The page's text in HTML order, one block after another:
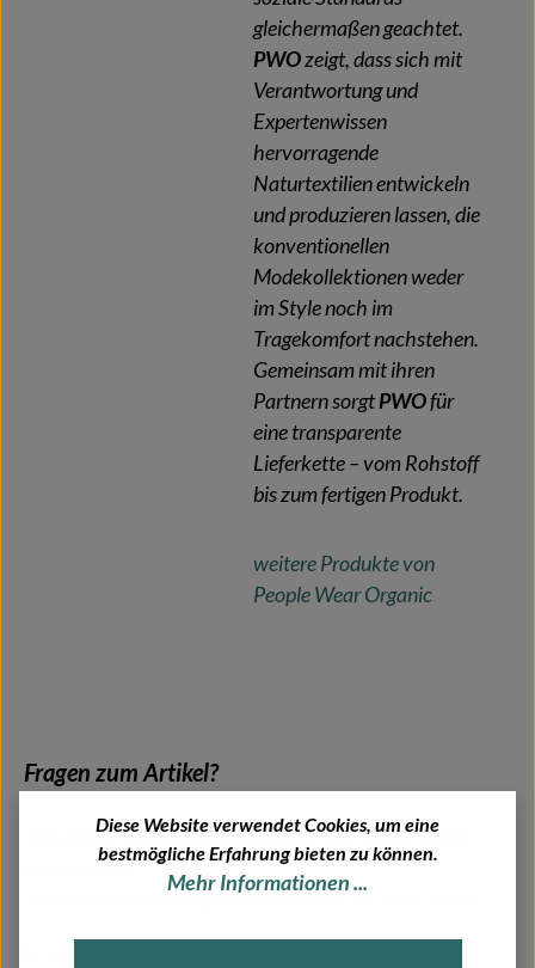
gleichermaßen geachtet.
PWOzeigt, dass sich mit
Verantwortung und
Expertenwissen
hervorragende
Naturtextilien entwickeln
und produzieren lassen, die
konventionellen
Modekollektionen weder
im Style noch im
Tragekomfort nachstehen.
Gemeinsam mit ihren
Partnern sorgtPWOfür
eine transparente
Lieferkette – vom Rohstoff
bis zum fertigen Produkt.
weitere Produkte von
People Wear Organic
Fragen zum Artikel?
Sie haben Fragen zu diesem Artikel? Wir helfen Ihnen
gerne weiter!
Schreiben Sie uns einfach über unserKontaktformular
Diese Website verwendet Cookies, um eine
bestmögliche Erfahrung bieten zu können.
Mehr Informationen ...